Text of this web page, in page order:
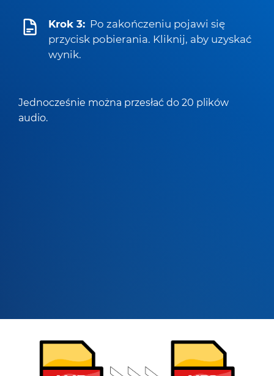
Krok 3: Po zakończeniu pojawi się
przycisk pobierania. Kliknij, aby uzyskać
wynik.
Jednocześnie można przesłać do 20 plików
audio.